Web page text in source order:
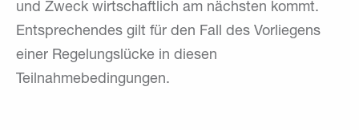
und Zweck wirtschaftlich am nächsten kommt.
Entsprechendes gilt für den Fall des Vorliegens
einer Regelungslücke in diesen
Teilnahmebedingungen.